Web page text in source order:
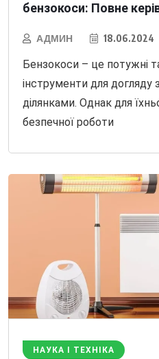
бензокоси: Повне
АДМИН 18.06.2024
Бензокоси – це потужні
інструменти для догляду
ділянками. Однак для
безпечної роботи
НАУКА І ТЕХНІКА